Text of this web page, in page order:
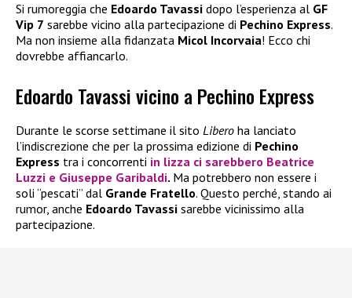
Si rumoreggia che Edoardo Tavassi dopo l’esperienza al GF
Vip 7 sarebbe vicino alla partecipazione di Pechino Express.
Ma non insieme alla fidanzata Micol Incorvaia! Ecco chi
dovrebbe affiancarlo.
Edoardo Tavassi vicino a Pechino Express
Durante le scorse settimane il sito Libero ha lanciato
l’indiscrezione che per la prossima edizione di Pechino
Express tra i concorrenti in lizza ci sarebbero Beatrice
Luzzi e Giuseppe Garibaldi. Ma potrebbero non essere i
soli “pescati” dal Grande Fratello. Questo perché, stando ai
rumor, anche Edoardo Tavassi sarebbe vicinissimo alla
partecipazione.